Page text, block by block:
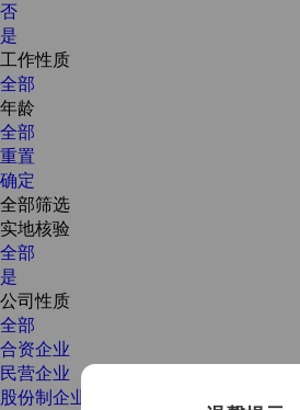
否
是
工作性质
全部
年龄
全部
重置
确定
全部筛选
实地核验
全部
是
公司性质
全部
合资企业
民营企业
股份制企业